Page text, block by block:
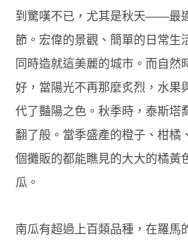
到驚嘆不已，尤其是秋天——最
節。宏偉的景觀、簡單的日常生
同時造就這美麗的城市。而自然
好，當陽光不再那麼炙烈，水果
代了豔陽之色。秋季時，泰斯塔
翻了般。當季盛產的橙子、柑橘
個攤販的都能瞧見的大大的橘
瓜。
南瓜有超過上百類品種，在羅馬